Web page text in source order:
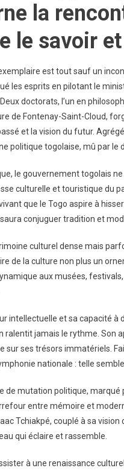
la
le savoir
est tout sauf un
les esprits en pilotant le
doctorats, l’un en
de Fontenay-Saint-Cloud,
et la vision du futur.
politique togolaise, mû par le
le gouvernement togolais
culturelle et touristique du
que le Togo aspire à
conjuguer tradition et
culturel dense mais
de la culture non plus un
aux musées,
intellectuelle et sa capacité
ralentit jamais le rythme. Son
sur ses trésors immatériels.
nationale : telle
mutation politique, marqué
entre mémoire et
Tchiakpé, couplé à sa
qui éclaire et rassemble.
à une renaissance